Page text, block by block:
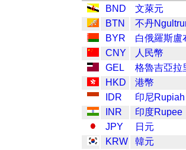
BND
文萊元
BTN
不丹
BYR
白俄羅斯盧
CNY
人民幣
GEL
格魯吉亞拉
HKD
港幣
IDR
印尼Rupiah
INR
印度Rupee
JPY
日元
KRW
韓元